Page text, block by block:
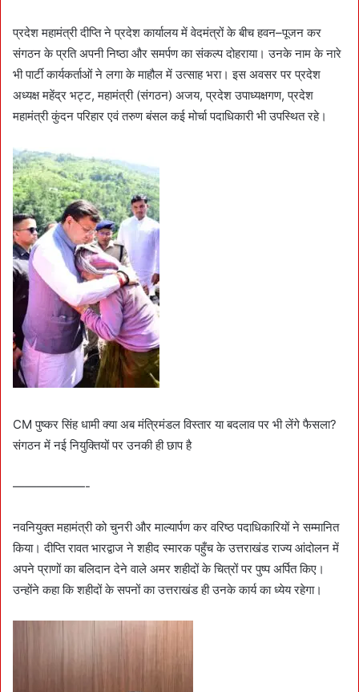
प्रदेश महामंत्री दीप्ति ने प्रदेश कार्यालय में वेदमंत्रों के बीच हवन–पूजन कर
संगठन के प्रति अपनी निष्ठा और समर्पण का संकल्प दोहराया। उनके नाम के नारे
भी पार्टी कार्यकर्ताओं ने लगा के माहौल में उत्साह भरा। इस अवसर पर प्रदेश
अध्यक्ष महेंद्र भट्ट, महामंत्री (संगठन) अजय, प्रदेश उपाध्यक्षगण, प्रदेश
महामंत्री कुंदन परिहार एवं तरुण बंसल कई मोर्चा पदाधिकारी भी उपस्थित रहे।
CM पुष्कर सिंह धामी क्या अब मंत्रिमंडल विस्तार या बदलाव पर भी लेंगे फैसला?
संगठन में नई नियुक्तियों पर उनकी ही छाप है
——————-
नवनियुक्त महामंत्री को चुनरी और माल्यार्पण कर वरिष्ठ पदाधिकारियों ने सम्मानित
किया। दीप्ति रावत भारद्वाज ने शहीद स्मारक पहुँच के उत्तराखंड राज्य आंदोलन में
अपने प्राणों का बलिदान देने वाले अमर शहीदों के चित्रों पर पुष्प अर्पित किए।
उन्होंने कहा कि शहीदों के सपनों का उत्तराखंड ही उनके कार्य का ध्येय रहेगा।